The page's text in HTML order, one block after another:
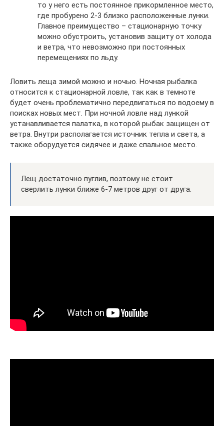
то у него есть постоянное прикормленное место,
где пробурено 2-3 близко расположенные лунки.
Главное преимущество – стационарную точку
можно обустроить, установив защиту от холода
и ветра, что невозможно при постоянных
перемещениях по льду.
Ловить леща зимой можно и ночью. Ночная рыбалка
относится к стационарной ловле, так как в темноте
будет очень проблематично передвигаться по водоему в
поисках новых мест. При ночной ловле над лункой
устанавливается палатка, в которой рыбак защищен от
ветра. Внутри располагается источник тепла и света, а
также оборудуется сидячее и даже спальное место.
Лещ достаточно пуглив, поэтому не стоит
сверлить лунки ближе 6-7 метров друг от друга.